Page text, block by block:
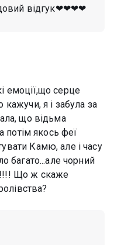
відгук❤❤❤❤
емоції,що серце
я і забула за
що відьма
потім якось феї
Камю, але і часу
багато...але чорний
Що ж скаже